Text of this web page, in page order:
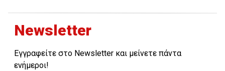
Newsletter
Εγγραφείτε στο Newsletter και μείνετε πάντα
ενήμεροι!